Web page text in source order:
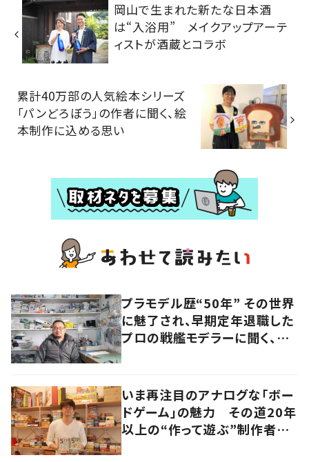
岡山で生まれた新たな日本酒
は“入浴用” メイクアップアーテ
ィストが酒蔵とコラボ
累計40万部の人気絵本シリーズ
「パンどろぼう」の作者に聞く、絵
本制作に込める思い
プラモデル歴“50年” その世界
に魅了され、早期定年退職した
プロの戦艦モデラーに聞く、充
いま再注目のアナログな「ボー
ドゲーム」の魅力 その道20年
以上の“作って遊ぶ”制作者に